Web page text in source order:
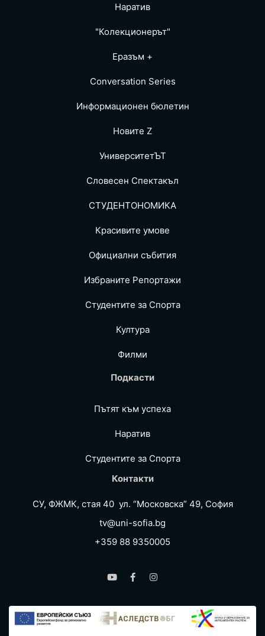
Наратив
"Колекционерът"
Еразъм +
Conversation Series
Информационен бюлетин
Новите Z
УниверситетЪТ
Словесен Спектакъл
СТУДЕНТОНОМИКА
Красивите умове
Официални събития
Избраните Репoртажи
Студентите за Спортa
Култура
Филми
Подкасти
Пътят към успеха
Наратив
Студентите за Спортa
Контакти
СУ, ФЖМК, стая 40 ул. “Московска” 49, София
tv@uni-sofia.bg
+359 88 9350005